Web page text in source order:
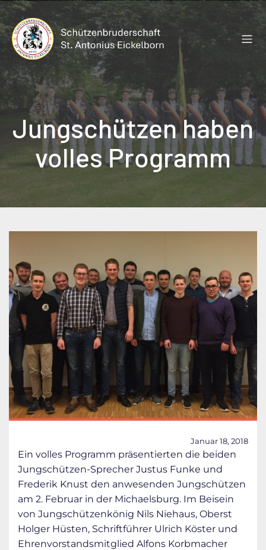
Zum
Inhalt
springen
Jungschützen haben
volles Programm
Januar 18, 2018
Ein volles Programm präsentierten die beiden
Jungschützen-Sprecher Justus Funke und
Frederik Knust den anwesenden Jungschützen
am 2. Februar in der Michaelsburg. Im Beisein
von Jungschützenkönig Nils Niehaus, Oberst
Holger Hüsten, Schriftführer Ulrich Köster und
Ehrenvorstandsmitglied Alfons Korbmacher